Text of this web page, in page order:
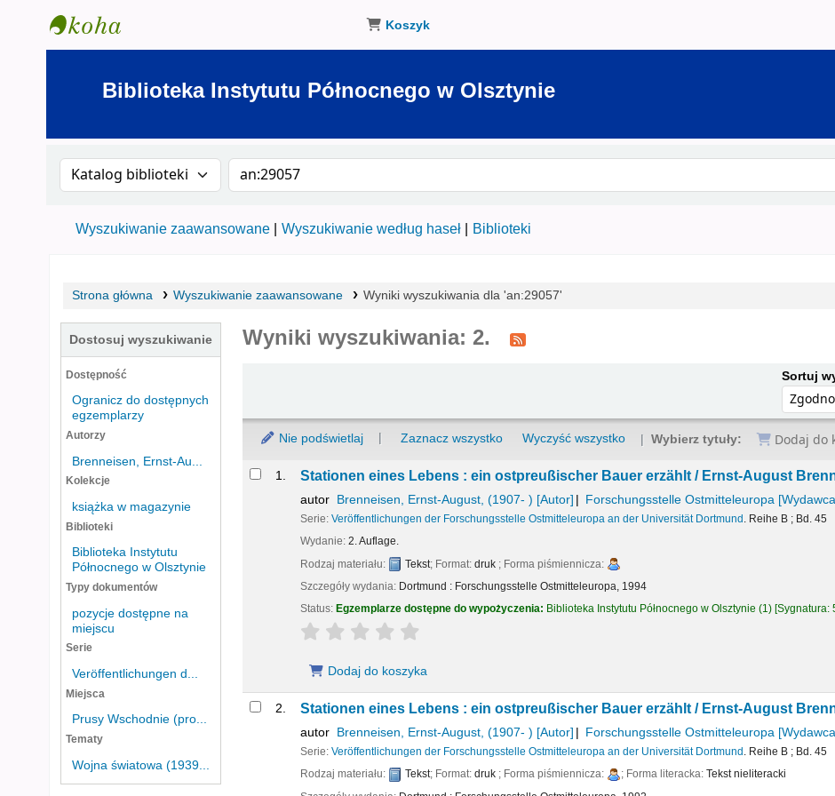
Biblioteka Instytutu Północnego w Olsztynie
Koszyk
Biblioteka Instytutu Północnego w Olsztynie
Szukaj w katalogu po: Szukaj w katalogu
Wyszukiwanie zaawansowane Wyszukiwanie według haseł Biblioteki
Strona główna Wyszukiwanie zaawansowane Wyniki wyszukiwania dla 'an:29057'
Dostosuj wyszukiwanie
Dostępność
Ogranicz do dostępnych
egzemplarzy
Autorzy
Brenneisen, Ernst-Au...
Kolekcje
książka w magazynie
Biblioteki
Biblioteka Instytutu
Północnego w Olsztynie
Typy dokumentów
pozycje dostępne na
miejscu
Serie
Veröffentlichungen d...
Miejsca
Prusy Wschodnie (pro...
Tematy
Wojna światowa (1939...
Wyniki wyszukiwania: 2.
Sortuj
Nie podświetlaj Zaznacz wszystko Wyczyść wszystko Wybierz tytuły: Dodaj do
Wyniki1. Stationen eines Lebens : ein ostpreußischer Bauer erzählt / Ernst-August
autor Brenneisen, Ernst-August, (1907- ) [Autor] Forschungsstelle Ostmitteleuropa
Serie:Veröffentlichungen der Forschungsstelle Ostmitteleuropa an der Universität Dortmund . Reihe B ; Bd. 45
Wydanie:2. Auflage.
Rodzaj materiału:
Tekst; Format:druk ; Forma piśmiennicza:
Szczegóły wydania: Dortmund : Forschungsstelle Ostmitteleuropa, 1994
Status:Egzemplarze dostępne do wypożyczenia: Biblioteka Instytutu Północnego w Olsztynie (1) Sygnatura:
star rating
Dodaj do koszyka
2. Stationen eines Lebens : ein ostpreußischer Bauer erzählt / Ernst-August
autor Brenneisen, Ernst-August, (1907- ) [Autor] Forschungsstelle Ostmitteleuropa
Serie:Veröffentlichungen der Forschungsstelle Ostmitteleuropa an der Universität Dortmund . Reihe B ; Bd. 45
Rodzaj materiału:
Tekst; Format:druk ; Forma piśmiennicza: ; Forma literacka:Tekst nieliteracki